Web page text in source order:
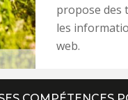
propose des
les
web.